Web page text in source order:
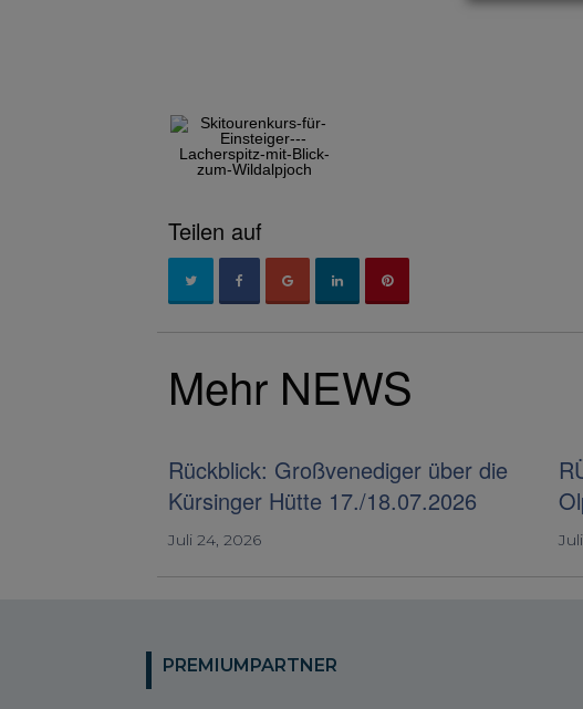
Teilen auf
Mehr NEWS
Rückblick: Großvenediger über die
Kürsinger Hütte 17./18.07.2026
Juli 24, 2026
PREMIUMPARTNER